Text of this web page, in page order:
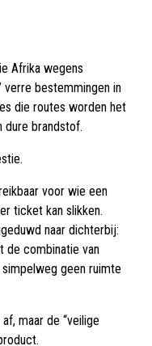
Afrika wegens
verre bestemmingen in
die routes worden het
dure brandstof.
voor wie een
ticket kan slikken.
naar dichterbij:
de combinatie van
geen ruimte
maar de “veilige